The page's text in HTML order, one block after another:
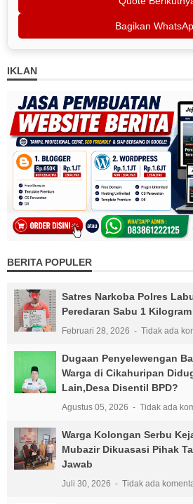
Bagikan
IKLAN
BERITA POPULER
Satres Narkoba Polres
Peredaran Sabu 1
Februari 28, 2026 Tidak ada
Dugaan Penyelewengan
Warga di Cikahuripan
Lain,Desa Disentil BPD?
Agustus 05, 2026 Tidak ada
Warga Kolongan Serbu
Mubazir Dikuasasi Pihak
Jawab
Juli 30, 2026 Tidak ada